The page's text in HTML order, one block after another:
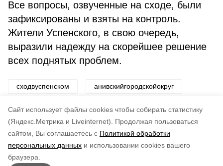
Cайт использует файлы cookies чтобы собирать статистику
(Яндекс.Метрика и Liveinternet).
Продолжая пользоваться
сайтом, Вы соглашаетесь с Политикой обработки
персональных данных и использовании cookies вашего
браузера.
Все вопросы, озвученные на сходе, были
зафиксированы и взяты на контроль.
Жители Успенского, в свою очередь,
выразили надежду на скорейшее решение
всех поднятых проблем.
сходвуспенском анивскийгородскойокруг
мэрсветланашвец
по оценке
5